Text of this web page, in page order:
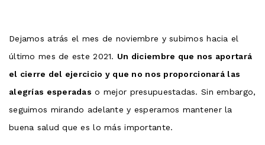
Dejamos atrás el mes de noviembre y subimos hacia el
último mes de este 2021. Un diciembre que nos aportará
el cierre del ejercicio y que no nos proporcionará las
alegrías esperadas o mejor presupuestadas. Sin embargo,
seguimos mirando adelante y esperamos mantener la
buena salud que es lo más importante.